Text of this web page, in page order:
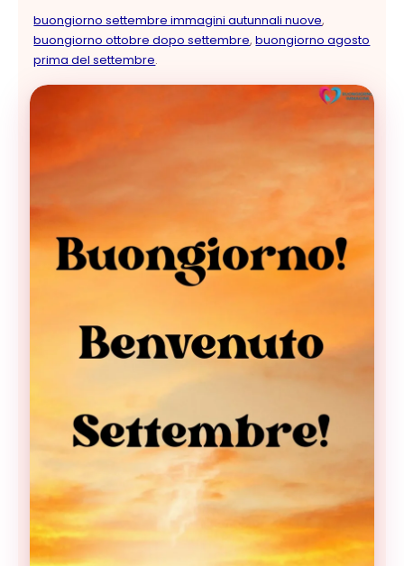
buongiorno settembre immagini autunnali nuove,
buongiorno ottobre dopo settembre,buongiorno agosto
prima del settembre.